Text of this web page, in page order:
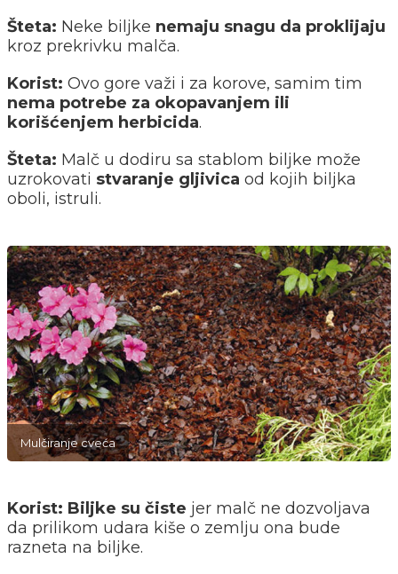
Šteta: Neke biljke nemaju snagu da proklijaju
kroz prekrivku malča.
Korist: Ovo gore važi i za korove, samim tim
nema potrebe za okopavanjem ili
korišćenjem herbicida.
Šteta: Malč u dodiru sa stablom biljke može
uzrokovati stvaranje gljivica od kojih biljka
oboli, istruli.
Mulčiranje cveća
Korist: Biljke su čiste jer malč ne dozvoljava
da prilikom udara kiše o zemlju ona bude
razneta na biljke.